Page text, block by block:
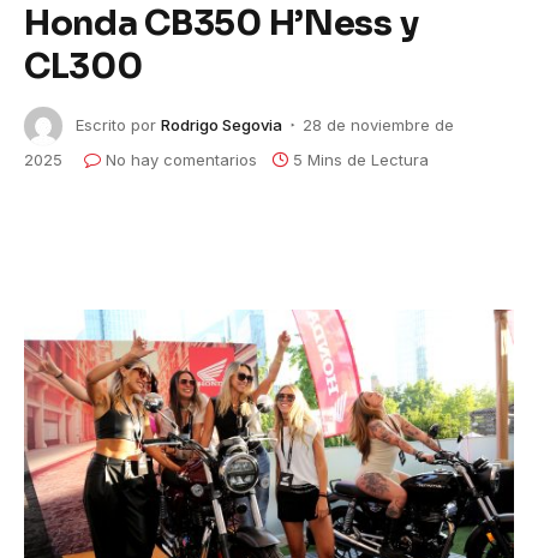
Honda CB350 H’Ness y
CL300
Escrito por Rodrigo Segovia
28 de noviembre de
2025
No hay comentarios 5 Mins de Lectura